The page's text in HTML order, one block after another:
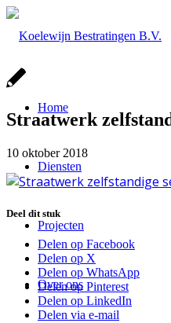
Home
Diensten
Projecten
Over ons
Straatwerk
10 oktober 2018
Deel dit stuk
Delen op Facebook
Delen op X
Delen op WhatsApp
Delen op Pinterest
Delen op LinkedIn
Delen via e-mail